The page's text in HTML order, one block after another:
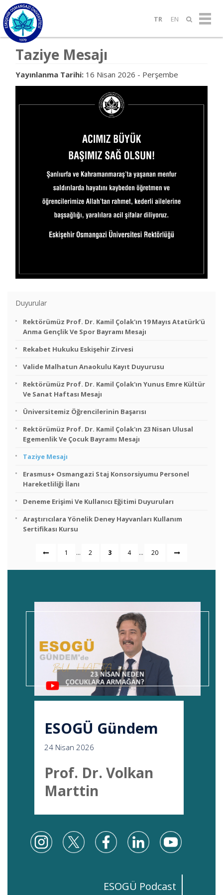
TR EN
Taziye Mesajı
Yayınlanma Tarihi: 16 Nisan 2026 - Perşembe
Duyurular
Rektörümüz Prof. Dr. Kamil Çolak'ın 19 Mayıs Atatürk'ü
Anma Gençlik Ve Spor Bayramı Mesajı
Rekabet Hukuku Eskişehir Zirvesi
Valide Malhatun Anaokulu Kayıt Duyurusu
Rektörümüz Prof. Dr. Kamil Çolak'ın Yunus Emre Kültür
Ve Sanat Haftası Mesajı
Üniversitemiz Öğrencilerinin Başarısı
Rektörümüz Prof. Dr. Kamil Çolak'ın 23 Nisan Ulusal
Egemenlik Ve Çocuk Bayramı Mesajı
Taziye Mesajı
Erasmus+ Osmangazi Staj Konsorsiyumu Personel
Hareketliliği İlanı
Deneme Erişimi Ve Kullanıcı Eğitimi Duyuruları
Araştırıcılara Yönelik Deney Hayvanları Kullanım
Sertifikası Kursu
1 ... 2 3 4 ... 20
ESOGÜ Gündem
24 Nisan 2026
Prof. Dr. Volkan
Marttin
ESOGÜ Podcast